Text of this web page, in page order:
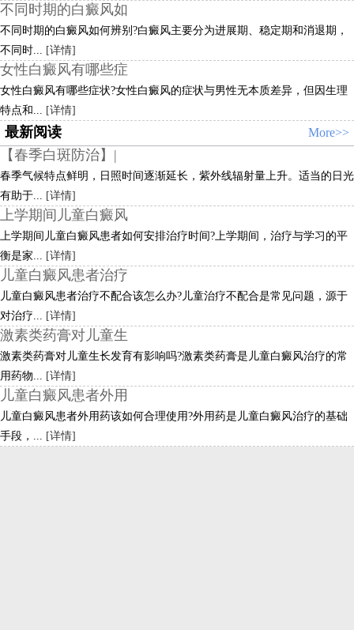
不同时期的白癜风如
不同时期的白癜风如何辨别?白癜风主要分为进展期、稳定期和消退期，
不同时...
[详情]
女性白癜风有哪些症
女性白癜风有哪些症状?女性白癜风的症状与男性无本质差异，但因生理
特点和...
[详情]
最新阅读 More>>
【春季白斑防治】|
春季气候特点鲜明，日照时间逐渐延长，紫外线辐射量上升。适当的日光
有助于... [详情]
上学期间儿童白癜风
上学期间儿童白癜风患者如何安排治疗时间?上学期间，治疗与学习的平
衡是家... [详情]
儿童白癜风患者治疗
儿童白癜风患者治疗不配合该怎么办?儿童治疗不配合是常见问题，源于
对治疗... [详情]
激素类药膏对儿童生
激素类药膏对儿童生长发育有影响吗?激素类药膏是儿童白癜风治疗的常
用药物... [详情]
儿童白癜风患者外用
儿童白癜风患者外用药该如何合理使用?外用药是儿童白癜风治疗的基础
手段，... [详情]